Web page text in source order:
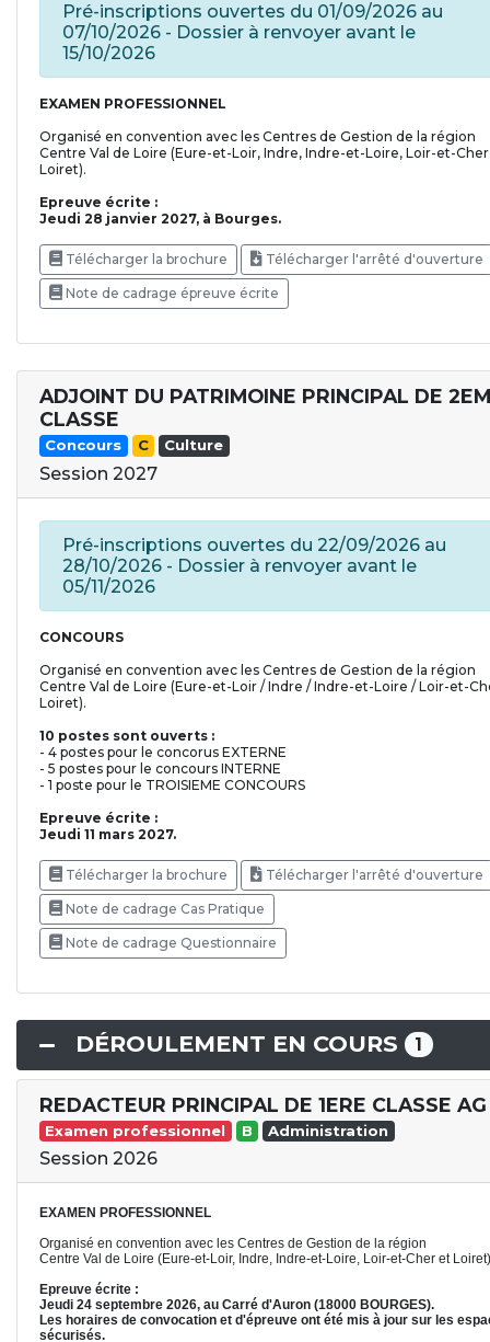
Pré-inscriptions ouvertes du 01/09/2026 au
07/10/2026 - Dossier à renvoyer avant le
15/10/2026
EXAMEN PROFESSIONNEL
Organisé en convention avec les Centres de Gestion de la région
Centre Val de Loire (Eure-et-Loir, Indre, Indre-et-Loire, Loir-et-
Loiret).
Epreuve écrite :
Jeudi 28 janvier 2027, à Bourges.
Télécharger la brochure Télécharger l'arrêté d'ouverture
Note de cadrage épreuve écrite
ADJOINT DU PATRIMOINE PRINCIPAL DE
CLASSE
Concours C Culture
Session 2027
Pré-inscriptions ouvertes du 22/09/2026 au
28/10/2026 - Dossier à renvoyer avant le
05/11/2026
CONCOURS
Organisé en convention avec les Centres de Gestion de la région
Centre Val de Loire (Eure-et-Loir / Indre / Indre-et-Loire / Loir-et-
Loiret).
10 postes sont ouverts :
- 4 postes pour le concorus EXTERNE
- 5 postes pour le concours INTERNE
- 1 poste pour le TROISIEME CONCOURS
Epreuve écrite :
Jeudi 11 mars 2027.
Télécharger la brochure Télécharger l'arrêté d'ouverture
Note de cadrage Cas Pratique
Note de cadrage Questionnaire
DÉROULEMENT EN COURS 1
REDACTEUR PRINCIPAL DE 1ERE CLASSE AG
Examen professionnel B Administration
Session 2026
EXAMEN PROFESSIONNEL
Organisé en convention avec les Centres de Gestion de la région
Centre Val de Loire (Eure-et-Loir, Indre, Indre-et-Loire, Loir-et-Cher et Loiret)
Epreuve écrite :
Jeudi 24 septembre 2026, au Carré d'Auron (18000 BOURGES).
Les horaires de convocation et d'épreuve ont été mis à jour sur les
sécurisés.